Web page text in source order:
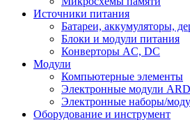
Источники питания
Батареи, аккумуляторы,
Блоки и модули питания
Конверторы AC, DC
Модули
Компьютерные элементы
Электронные модули
Электронные наборы/
Оборудование и инструмент